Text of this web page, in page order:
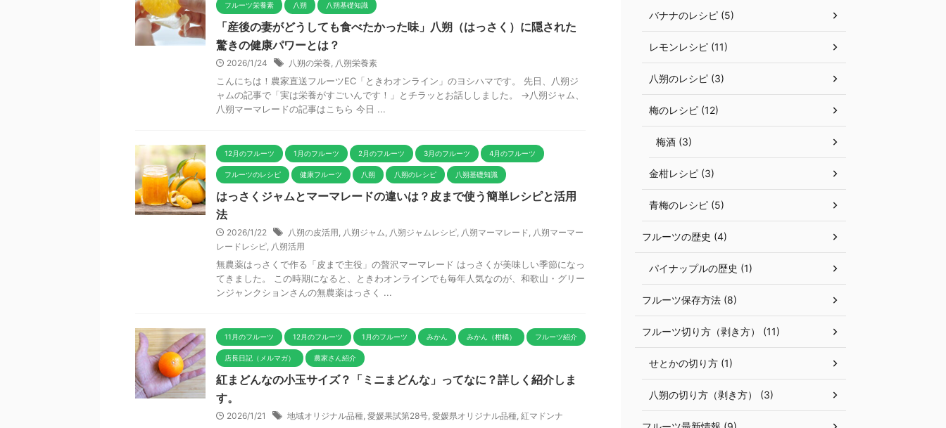
フルーツ栄養素 八朔 八朔基礎知識
「産後の妻がどうしても食べたかった味」八朔（はっさく）に隠された
驚きの健康パワーとは？
2026/1/24 八朔の栄養, 八朔栄養素
こんにちは！農家直送フルーツEC「ときわオンライン」のヨシハマです。 先日、八朔ジ
ャムの記事で「実は栄養がすごいんです！」とチラッとお話ししました。 →八朔ジャム、
八朔マーマレードの記事はこちら 今日 ...
12月のフルーツ 1月のフルーツ 2月のフルーツ 3月のフルーツ 4月のフルーツ
フルーツのレシピ 健康フルーツ 八朔 八朔のレシピ 八朔基礎知識
はっさくジャムとマーマレードの違いは？皮まで使う簡単レシピと活用
法
2026/1/22 八朔の皮活用, 八朔ジャム, 八朔ジャムレシピ, 八朔マーマレード, 八朔マーマー
レードレシピ, 八朔活用
無農薬はっさくで作る「皮まで主役」の贅沢マーマレード はっさくが美味しい季節になっ
てきました。 この時期になると、ときわオンラインでも毎年人気なのが、和歌山・グリー
ンジャンクションさんの無農薬はっさく ...
11月のフルーツ 12月のフルーツ 1月のフルーツ みかん みかん（柑橘） フルーツ紹介
店長日記（メルマガ） 農家さん紹介
紅まどんなの小玉サイズ？「ミニまどんな」ってなに？詳しく紹介しま
す。
2026/1/21 地域オリジナル品種, 愛媛果試第28号, 愛媛県オリジナル品種, 紅マドンナ
バナナのレシピ (5)
レモンレシピ (11)
八朔のレシピ (3)
梅のレシピ (12)
梅酒 (3)
金柑レシピ (3)
青梅のレシピ (5)
フルーツの歴史 (4)
パイナップルの歴史 (1)
フルーツ保存方法 (8)
フルーツ切り方（剥き方） (11)
せとかの切り方 (1)
八朔の切り方（剥き方） (3)